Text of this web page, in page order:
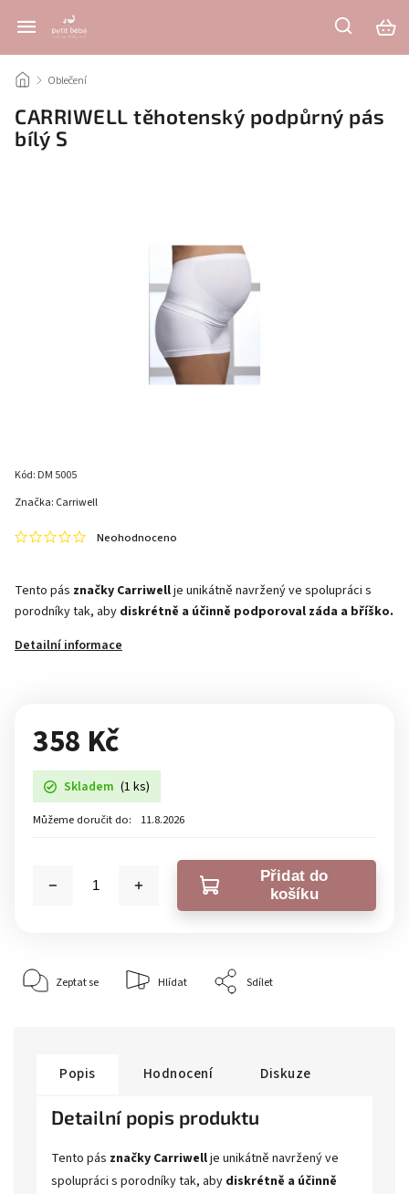
/ Oblečení
CARRIWELL těhotenský podpůrný pás
bílý S
Kód: DM 5005
Neohodnoceno
Tento pás značky Carriwellje unikátně navržený ve spolupráci s
porodníky tak, aby diskrétně a účinně podporoval záda a bříško.
Detailní informace
Značka: Carriwell
358 Kč
Skladem (1 ks)
Můžeme doručit do: 11.8.2026
Přidat do
košíku
Zeptat se Hlídat Sdílet
Popis Hodnocení Diskuze
Detailní popis produktu
Tento pás značky Carriwellje unikátně navržený ve
spolupráci s porodníky tak, aby diskrétně a účinně